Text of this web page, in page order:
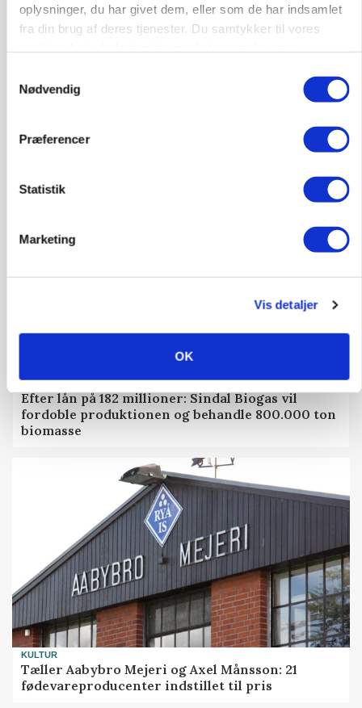
oplysninger, du har givet dem, eller som de har indsamlet
fra din brug af deres tjenester. Du samtykker til vores
Nødvendig
Præferencer
Statistik
Marketing
Vis detaljer
OK
Annonce
Største Manitou fik gammel vindmølle til at
snurre igen
BUSINESS
Efter lån på 182 millioner: Sindal Biogas vil
fordoble produktionen og behandle 800.000 ton
biomasse
KULTUR
Tæller Aabybro Mejeri og Axel Månsson: 21
fødevareproducenter indstillet til pris